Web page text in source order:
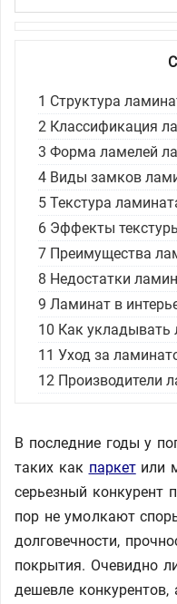
1 Структура
2 Классификация
3 Форма ламелей
4 Виды замков
5 Текстура
6 Эффекты
7 Преимущества
8 Недостатки
9 Ламинат в
10 Как укладывать
11 Уход за
12 Производители
В последние годы у
таких как паркетили
серьезный конкурент
пор не умолкают
долговечности,
покрытия. Очевидно
дешевле конкурентов,